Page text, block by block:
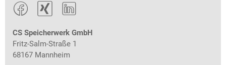
  
CS Speicherwerk GmbH
Fritz-Salm-Straße 1
68167 Mannheim